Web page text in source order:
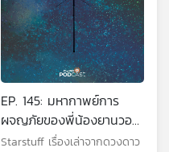
EP. 145: มหากาพย์การ
ผจญภัยของพี่น้องยานวอย
เอเจอร์
Starstuff เรื่องเล่าจากดวงดาว